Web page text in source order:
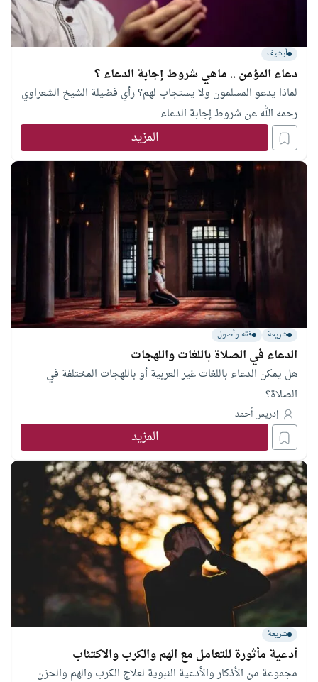
أرشيف
دعاء المؤمن .. ماهي شروط إجابة الدعاء ؟
لماذا يدعو المسلمون ولا يستجاب لهم؟ رأي فضيلة الشيخ الشعراوي
رحمه الله عن شروط إجابة الدعاء
المزيد
شريعة فقه وأصول
الدعاء في الصلاة باللغات واللهجات
هل يمكن الدعاء باللغات غير العربية أو باللهجات المختلفة في
الصلاة؟
إدريس أحمد
المزيد
شريعة
أدعية مأثورة للتعامل مع الهم والكرب والاكتئاب
مجموعة من الأذكار والأدعية النبوية لعلاج الكرب والهم والحزن